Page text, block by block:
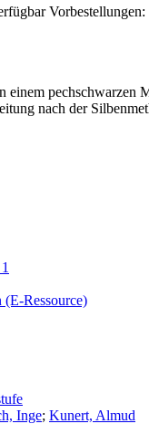
Vorbestellungen:
einem
nach der
Ressource)
Inge; Kunert, Almud